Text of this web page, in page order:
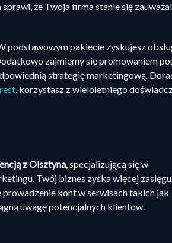
że Twoja firma stanie się
podstawowym pakiecie zyskujesz
zajmiemy się promowaniem
strategię marketingową.
, korzystasz z wieloletniego
z Olsztyna, specjalizującą się w
Twój biznes zyska więcej
kont w serwisach takich jak
uwagę potencjalnych klientów.